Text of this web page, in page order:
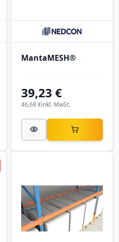
MantaMESH®
39,23 €
inkl. MwSt.
46,68 €